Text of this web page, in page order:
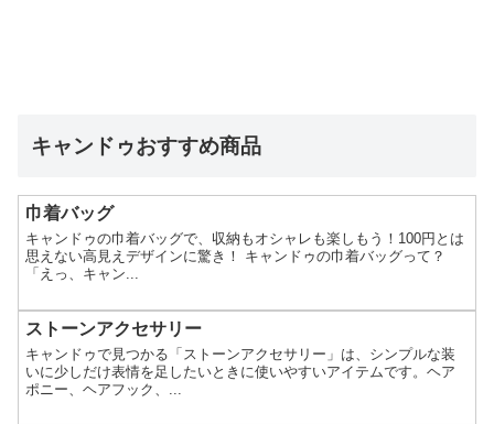
キャンドゥおすすめ商品
巾着バッグ
キャンドゥの巾着バッグで、収納もオシャレも楽しもう！100円とは
思えない高見えデザインに驚き！ キャンドゥの巾着バッグって？
「えっ、キャン...
ストーンアクセサリー
キャンドゥで見つかる「ストーンアクセサリー」は、シンプルな装
いに少しだけ表情を足したいときに使いやすいアイテムです。ヘア
ポニー、ヘアフック、...